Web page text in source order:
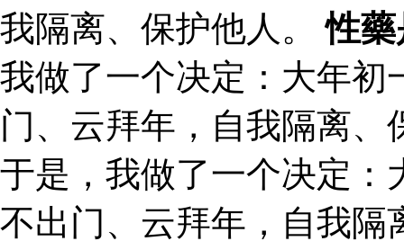
我隔离、保护他人。性
我做了一个决定：大年初
门、云拜年，自我隔离
于是，我做了一个决定：
不出门、云拜年，自我隔